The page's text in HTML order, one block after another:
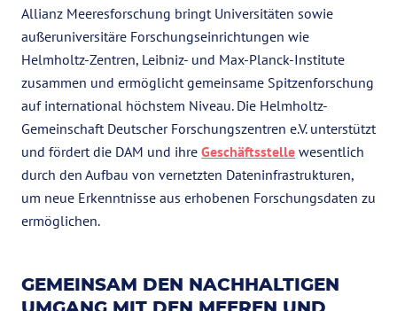
Allianz Meeresforschung bringt Universitäten sowie
außeruniversitäre Forschungseinrichtungen wie
Helmholtz-Zentren, Leibniz- und Max-Planck-Institute
zusammen und ermöglicht gemeinsame Spitzenforschung
auf international höchstem Niveau. Die Helmholtz-
Gemeinschaft Deutscher Forschungszentren e.V. unterstützt
und fördert die DAM und ihre Geschäftsstelle wesentlich
durch den Aufbau von vernetzten Dateninfrastrukturen,
um neue Erkenntnisse aus erhobenen Forschungsdaten zu
ermöglichen.
GEMEINSAM DEN NACHHALTIGEN